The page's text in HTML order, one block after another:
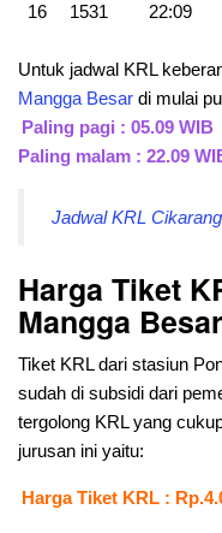
16 1531 22:09
Untuk jadwal KRL
Mangga Besar di mulai
Paling pagi : 05.09 WIB
Paling malam : 22.09
Jadwal KRL
Harga Tiket
Mangga Besar
Tiket KRL dari stasiun
sudah di subsidi dari
tergolong KRL yang
jurusan ini yaitu:
Harga Tiket KRL :